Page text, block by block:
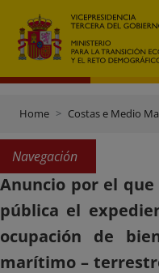
Home Costas e Medio
Navegación
Anuncio por el
pública el
ocupación de
marítimo –